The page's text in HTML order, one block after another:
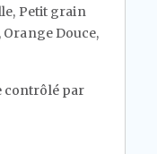
Petit grain
Douce,
contrôlé par